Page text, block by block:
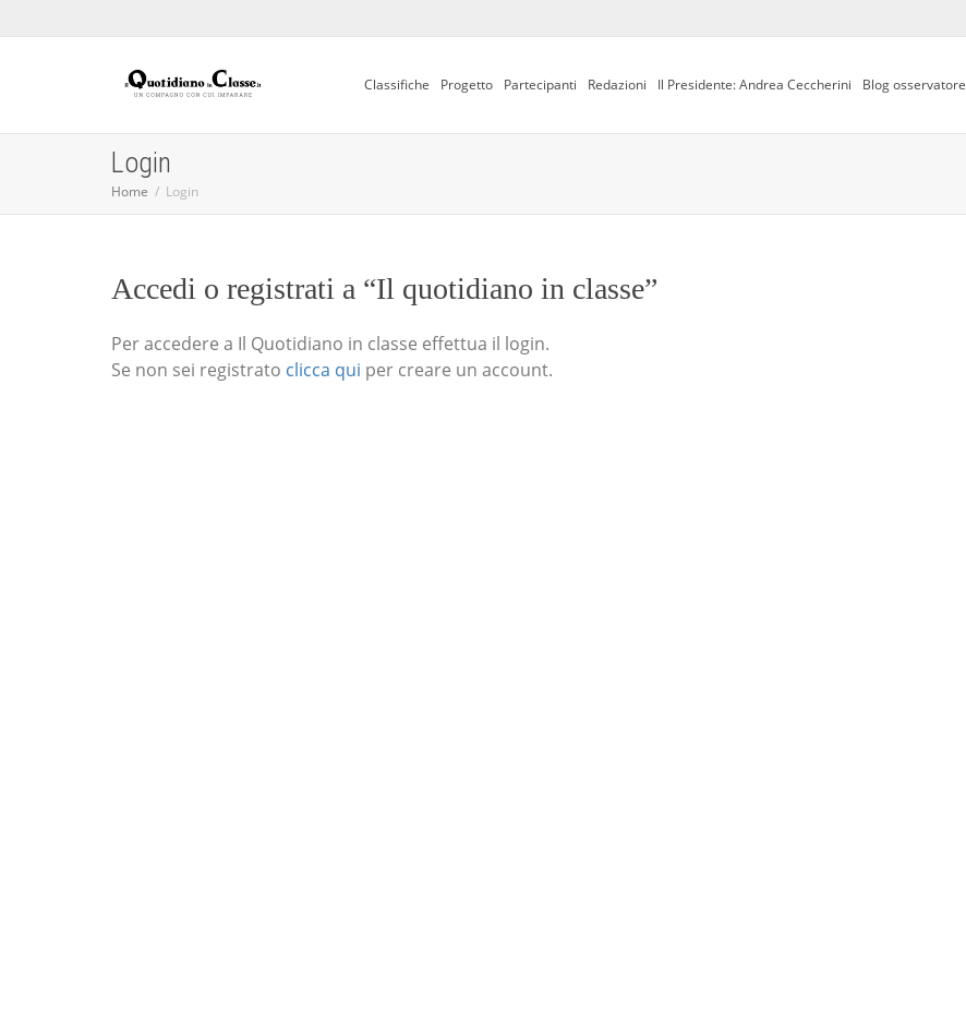
Classifiche Progetto Partecipanti Redazioni Il Presidente: Andrea Ceccherini Blog osservatore
Login
Home Login
Accedi o registrati a “Il quotidiano in classe”
Per accedere a Il Quotidiano in classe effettua il login.
Se non sei registrato clicca qui per creare un account.